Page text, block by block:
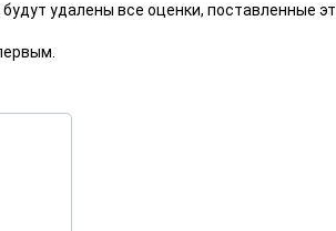
удалены все оценки, поставленные